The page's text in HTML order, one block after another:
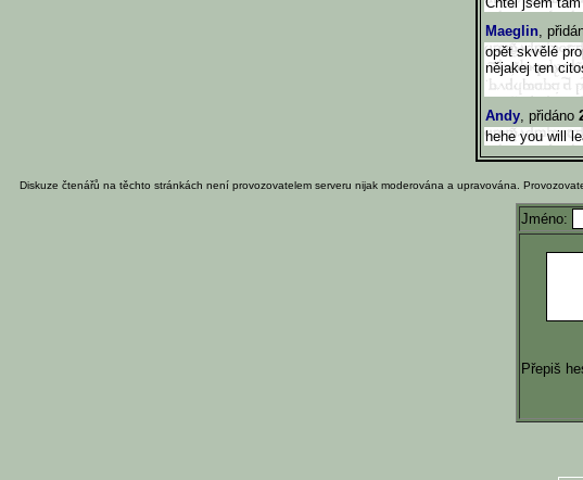
Maeglin,
opět skvělé
nějakej ten
Andy, přidáno
hehe you will
Diskuze čtenářů na těchto stránkách není provozovatelem serveru nijak moderována a upravována.
Jméno:
Přepiš